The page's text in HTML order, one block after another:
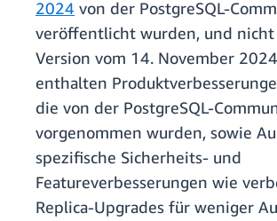
2024 von der PostgreSQL-
veröffentlicht wurden, und
Version vom 14. November
enthalten
die von der PostgreSQL-
vorgenommen wurden, sowie
spezifische Sicherheits- und
Featureverbesserungen wie
Replica-Upgrades für weniger